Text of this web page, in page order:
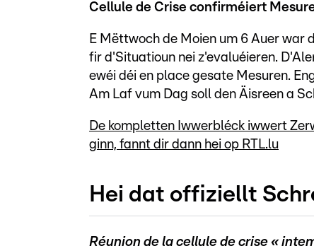
Cellule de Crise confirméiert
E Mëttwoch de Moien um 6 Auer war
fir d'Situatioun nei z'evaluéieren.
ewéi déi en place gesate Mesuren.
Am Laf vum Dag soll den Äisreen a
De kompletten Iwwerbléck iwwert
ginn, fannt dir dann hei op RTL.lu
Hei dat offiziellt
Réunion de la cellule de crise «